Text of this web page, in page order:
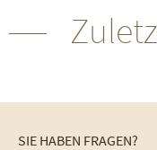
SIE HABEN FRAGEN?